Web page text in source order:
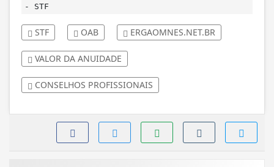
- STF
STF OAB ERGAOMNES.NET.BR
VALOR DA ANUIDADE
CONSELHOS PROFISSIONAIS